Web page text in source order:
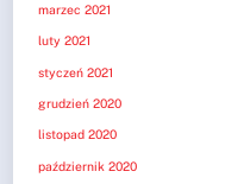
marzec 2021
luty 2021
styczeń 2021
grudzień 2020
listopad 2020
październik 2020